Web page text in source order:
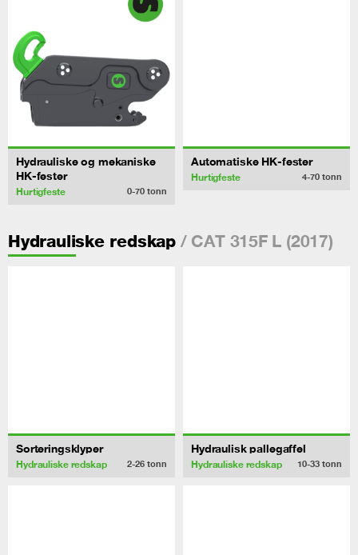
Hydrauliske og mekaniske
HK-fester
Hurtigfeste 0-70 tonn
Automatiske HK-fester
Hurtigfeste 4-70 tonn
Hydrauliske redskap/ CAT 315F L (2017)
Sorteringsklyper
Hydrauliske redskap 2-26 tonn
Hydraulisk pallegaffel
Hydrauliske redskap 10-33 tonn